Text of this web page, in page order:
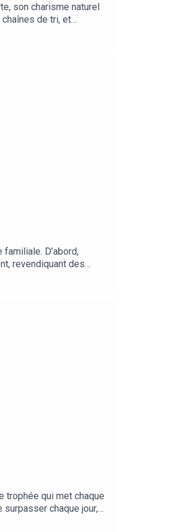
son charisme naturel
de tri, et
D’abord,
revendiquant des
qui viennent se
trophée qui met chaque
surpasser chaque jour,